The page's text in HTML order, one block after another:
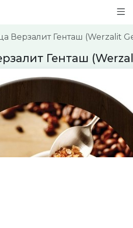
Верзалит Генташ (Werzalit
Генташ